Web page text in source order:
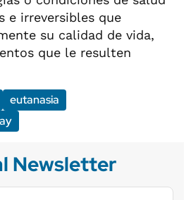
e irreversibles que
su calidad de vida,
que le resulten
eutanasia
Newsletter